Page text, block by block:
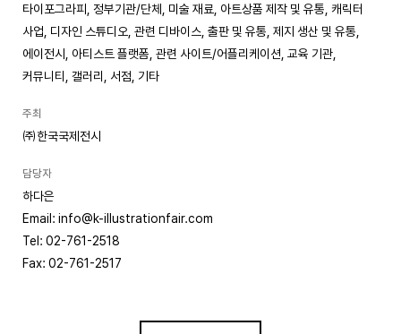
타이포그라피, 정부기관/단체, 미술 재료, 아트상품 제작 및 유통, 캐릭터
사업, 디자인 스튜디오, 관련 디바이스, 출판 및 유통, 제지 생산 및 유통,
에이전시, 아티스트 플랫폼, 관련 사이트/어플리케이션, 교육 기관,
커뮤니티, 갤러리, 서점, 기타
주최
㈜한국국제전시
담당자
하다은
Email: info@k-illustrationfair.com
Tel: 02-761-2518
Fax: 02-761-2517